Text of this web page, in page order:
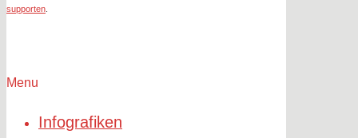
supporten
Menu
Infografiken